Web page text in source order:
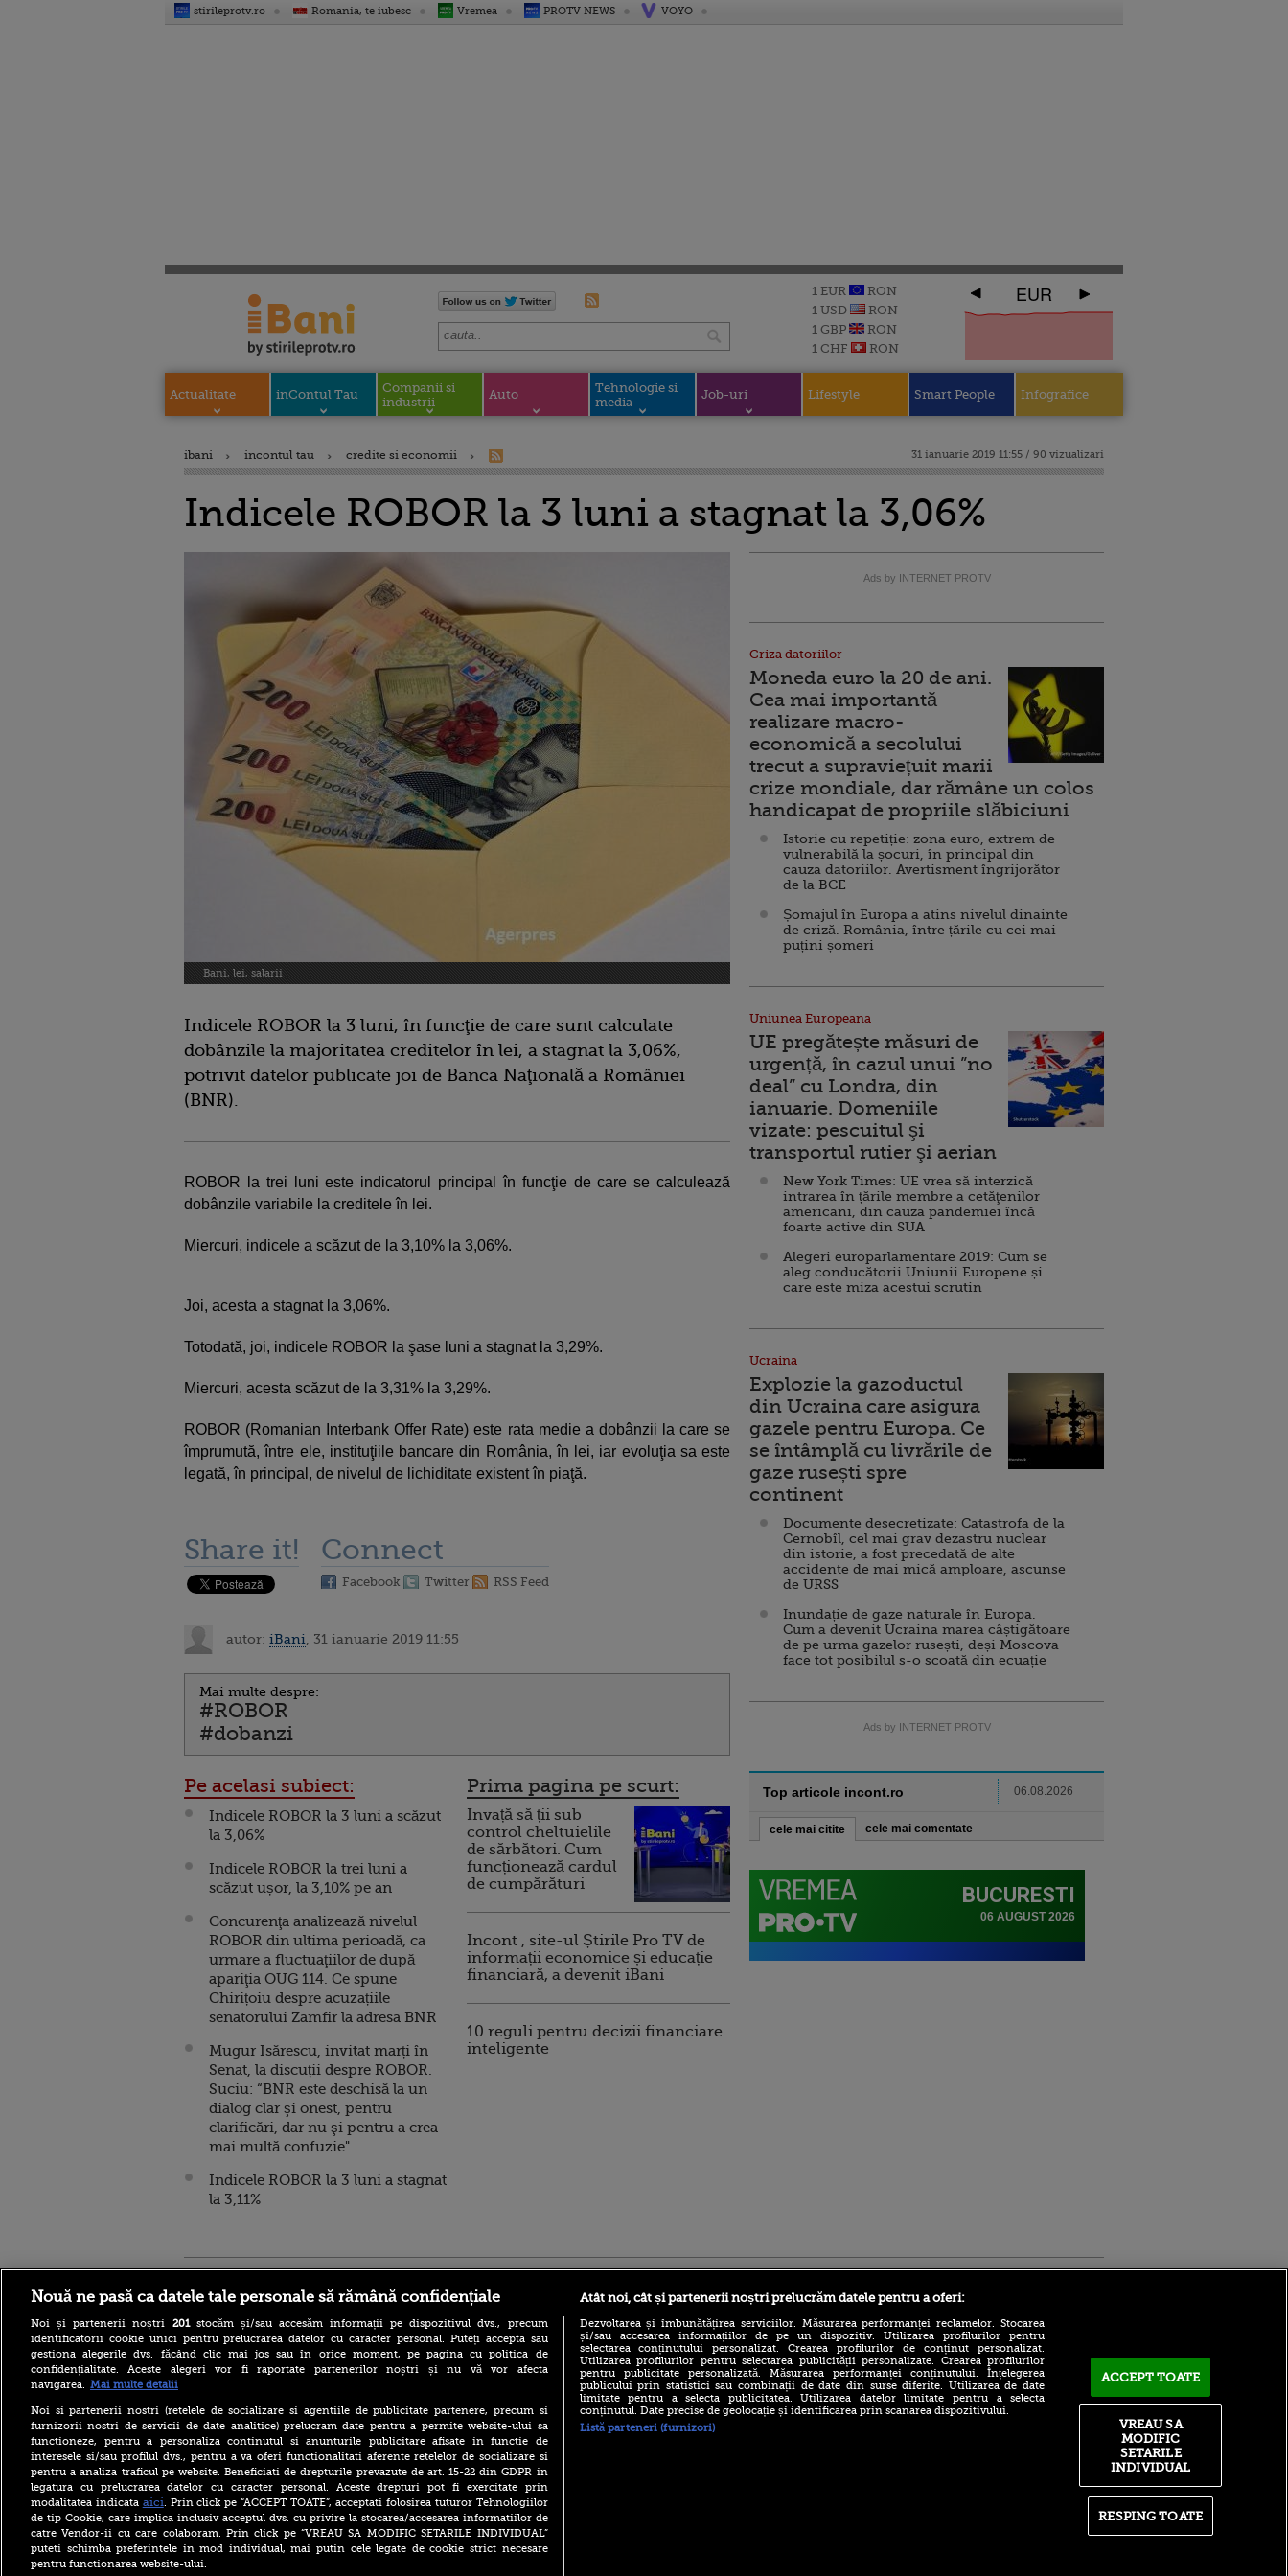
stirileprotv.ro Romania, te iubesc Vremea PROTV NEWS VOYO
1 EUR
RON
1 USD
RON
1 GBP
RON
1 CHF
RON
EUR
Actualitate inContul Tau
Companii si
industrii
Auto
Tehnologie si
media
Job-uri Lifestyle Smart People Infografice
ibani incontul tau credite si economii 31 ianuarie 2019 11:55 / 90 vizualizari
Indicele ROBOR la 3 luni a stagnat la 3,06%
Bani, lei, salarii
Indicele ROBOR la 3 luni, în funcţie de care sunt calculate
dobânzile la majoritatea creditelor în lei, a stagnat la 3,06%,
potrivit datelor publicate joi de Banca Naţională a României
(BNR).
ROBOR la trei luni este indicatorul principal în funcţie de care se calculează
dobânzile variabile la creditele în lei.
Miercuri, indicele a scăzut de la 3,10% la 3,06%.
Joi, acesta a stagnat la 3,06%.
Totodată, joi, indicele ROBOR la şase luni a stagnat la 3,29%.
Miercuri, acesta scăzut de la 3,31% la 3,29%.
ROBOR (Romanian Interbank Offer Rate) este rata medie a dobânzii la care se
împrumută, între ele, instituţiile bancare din România, în lei, iar evoluţia sa este
legată, în principal, de nivelul de lichiditate existent în piaţă.
Share it! Connect
Facebook Twitter RSS Feed
autor: iBani , 31 ianuarie 2019 11:55
Mai multe despre:
#ROBOR
#dobanzi
Pe acelasi subiect:
Indicele ROBOR la 3 luni a scăzut
la 3,06%
Indicele ROBOR la trei luni a
scăzut ușor, la 3,10% pe an
Concurenţa analizează nivelul
ROBOR din ultima perioadă, ca
urmare a fluctuaţiilor de după
apariţia OUG 114. Ce spune
Chirițoiu despre acuzațiile
senatorului Zamfir la adresa BNR
Mugur Isărescu, invitat marți în
Senat, la discuții despre ROBOR.
Suciu: “BNR este deschisă la un
dialog clar şi onest, pentru
clarificări, dar nu şi pentru a crea
mai multă confuzie"
Indicele ROBOR la 3 luni a stagnat
la 3,11%
Prima pagina pe scurt:
Invață să ții sub
control cheltuielile
de sărbători. Cum
funcționează cardul
de cumpărături
Incont , site-ul Știrile Pro TV de
informații economice și educație
financiară, a devenit iBani
10 reguli pentru decizii financiare
inteligente
Ads by INTERNET PROTV
Criza datoriilor
Moneda euro la 20 de ani.
Cea mai importantă
realizare macro-
economică a secolului
trecut a supraviețuit marii
crize mondiale, dar rămâne un colos
handicapat de propriile slăbiciuni
Istorie cu repetiție: zona euro, extrem de
vulnerabilă la șocuri, în principal din
cauza datoriilor. Avertisment îngrijorător
de la BCE
Șomajul în Europa a atins nivelul dinainte
de criză. România, între țările cu cei mai
puțini șomeri
Uniunea Europeana
UE pregătește măsuri de
urgență, în cazul unui ”no
deal” cu Londra, din
ianuarie. Domeniile
vizate: pescuitul şi
transportul rutier şi aerian
New York Times: UE vrea să interzică
intrarea în țările membre a cetăţenilor
americani, din cauza pandemiei încă
foarte active din SUA
Alegeri europarlamentare 2019: Cum se
aleg conducătorii Uniunii Europene și
care este miza acestui scrutin
Ucraina
Explozie la gazoductul
din Ucraina care asigura
gazele pentru Europa. Ce
se întâmplă cu livrările de
gaze rusești spre
continent
Documente desecretizate: Catastrofa de la
Cernobîl, cel mai grav dezastru nuclear
din istorie, a fost precedată de alte
accidente de mai mică amploare, ascunse
de URSS
Inundație de gaze naturale în Europa.
Cum a devenit Ucraina marea câștigătoare
de pe urma gazelor rusești, deși Moscova
face tot posibilul s-o scoată din ecuație
Ads by INTERNET PROTV
Top articole incont.ro 06.08.2026
cele mai citite cele mai comentate
negre” ia amploare în Rusia.
„Găsește-ți un soldat și când
va fi ucis vei primi 8
milioane de ruble”
Aflat în SUA, ministrul
britanic de Externe a evitat
să spună dacă îl mai
consideră pe Trump „idiot,
rasist și misogin”
Primăriile care nu se
înrolează pe Ghiseul.ro pot
(P) Descoperă Lumea
Evenimentelor din România
Adrian Mihalcea, discurs
incredibil înainte de UTA -
Ce declin! Cu cine a semnat
Nouă ne pasă ca datele tale personale să rămână confidențiale
Noi și partenerii noștri 201stocăm și/sau accesăm informații pe dispozitivul dvs., precum
identificatorii cookie unici pentru prelucrarea datelor cu caracter personal. Puteți accepta sau
gestiona alegerile dvs. făcând clic mai jos sau în orice moment, pe pagina cu politica de
confidențialitate. Aceste alegeri vor fi raportate partenerilor noștri și nu vă vor afecta
navigarea. Mai multe detalii
Noi si partenerii nostri (retelele de socializare si agentiile de publicitate partenere, precum si
furnizorii nostri de servicii de date analitice) prelucram date pentru a permite website-ului sa
functioneze, pentru a personaliza continutul si anunturile publicitare afisate in functie de
interesele si/sau profilul dvs., pentru a va oferi functionalitati aferente retelelor de socializare si
pentru a analiza traficul pe website. Beneficiati de drepturile prevazute de art. 15-22 din GDPR in
legatura cu prelucrarea datelor cu caracter personal. Aceste drepturi pot fi exercitate prin
modalitatea indicata aici. Prin click pe “ACCEPT TOATE”, acceptati folosirea tuturor Tehnologiilor
de tip Cookie, care implica inclusiv acceptul dvs. cu privire la stocarea/accesarea informatiilor de
catre Vendor-ii cu care colaboram. Prin click pe “VREAU SA MODIFIC SETARILE INDIVIDUAL”
puteti schimba preferintele in mod individual, mai putin cele legate de cookie strict necesare
pentru functionarea website-ului.
Atât noi, cât și partenerii noștri prelucrăm datele pentru a oferi:
Dezvoltarea și îmbunătățirea serviciilor. Măsurarea performanței reclamelor. Stocarea
și/sau accesarea informațiilor de pe un dispozitiv. Utilizarea profilurilor pentru
selectarea conținutului personalizat. Crearea profilurilor de conținut personalizat.
Utilizarea profilurilor pentru selectarea publicității personalizate. Crearea profilurilor
pentru publicitate personalizată. Măsurarea performanței conținutului. Înțelegerea
publicului prin statistici sau combinații de date din surse diferite. Utilizarea de date
limitate pentru a selecta publicitatea. Utilizarea datelor limitate pentru a selecta
conținutul. Date precise de geolocație și identificarea prin scanarea dispozitivului.
Listă parteneri (furnizori)
ACCEPT TOATE
RESPING TOATE
VREAU SA
MODIFIC
SETARILE
INDIVIDUAL